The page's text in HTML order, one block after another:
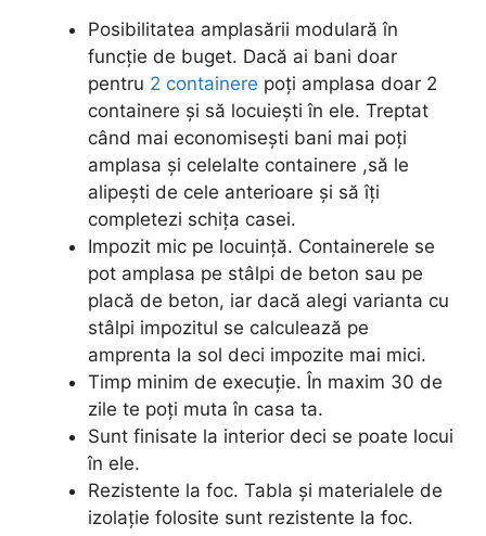
Posibilitatea amplasării modulară în
funcție de buget. Dacă ai bani doar
pentru 2 containere poți amplasa doar 2
containere și să locuiești în ele. Treptat
când mai economisești bani mai poți
amplasa și celelalte containere ,să le
alipești de cele anterioare și să îți
completezi schița casei.
Impozit mic pe locuință. Containerele se
pot amplasa pe stâlpi de beton sau pe
placă de beton, iar dacă alegi varianta cu
stâlpi impozitul se calculează pe
amprenta la sol deci impozite mai mici.
Timp minim de execuție. În maxim 30 de
zile te poți muta în casa ta.
Sunt finisate la interior deci se poate locui
în ele.
Rezistente la foc. Tabla și materialele de
izolație folosite sunt rezistente la foc.